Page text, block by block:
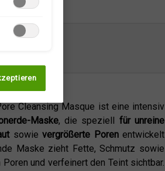
Cleansing Masque ist eine intensiv
Maske, die speziell für unreine
sowie vergrößerte Porenentwickelt
Maske zieht Fette, Schmutz sowie
und verfeinert den Teint sichtbar.